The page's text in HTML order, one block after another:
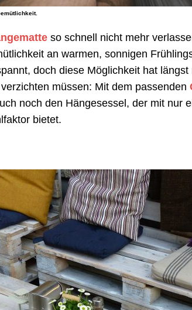
so schnell nicht mehr
an warmen, sonnigen
doch diese Möglichkeit hat
müssen: Mit dem passenden
noch den Hängesessel, der mit nur
bietet.